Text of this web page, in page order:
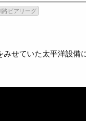
路ビアリーグ
せていた太平洋設備